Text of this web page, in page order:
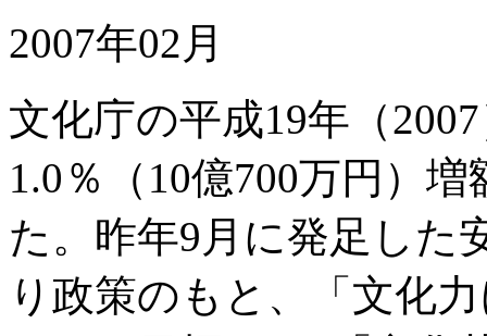
2007年02月
文化庁の平成19年（
1.0％（10億700万円）
た。昨年9月に発足した
り政策のもと、「文化